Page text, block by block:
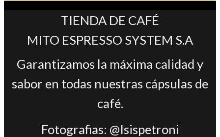
TIENDA DE CAFÉ
MITO ESPRESSO SYSTEM S.A
Garantizamos la máxima calidad y
sabor en todas nuestras cápsulas de
café.
Fotografias: @Isispetroni